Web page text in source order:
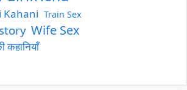
Kahani Train Sex
Wife Sex
कहानियाँ